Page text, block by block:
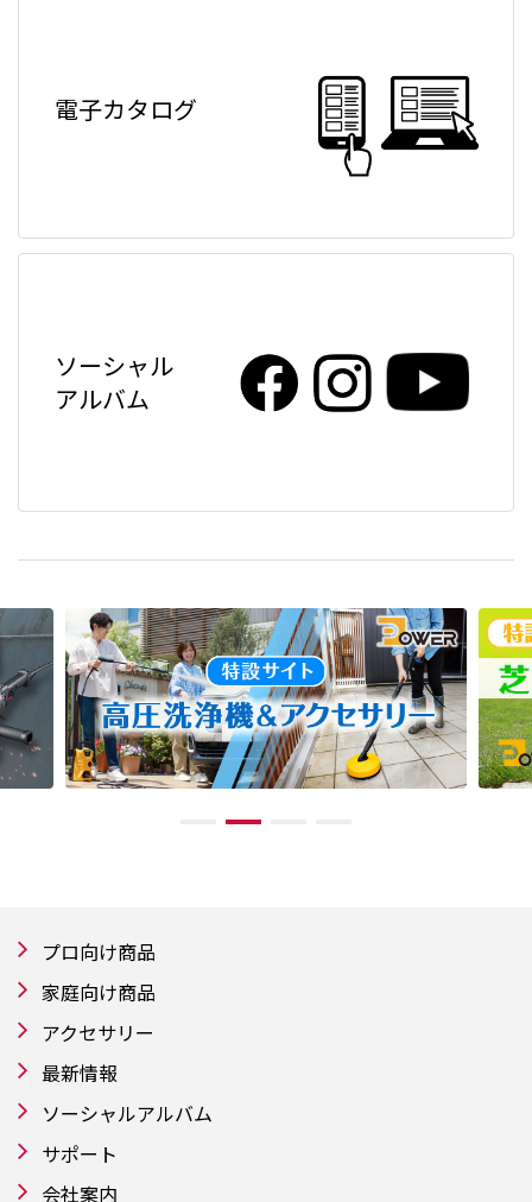
電子カタログ
ソーシャル
アルバム
プロ向け商品
家庭向け商品
アクセサリー
最新情報
ソーシャルアルバム
サポート
会社案内